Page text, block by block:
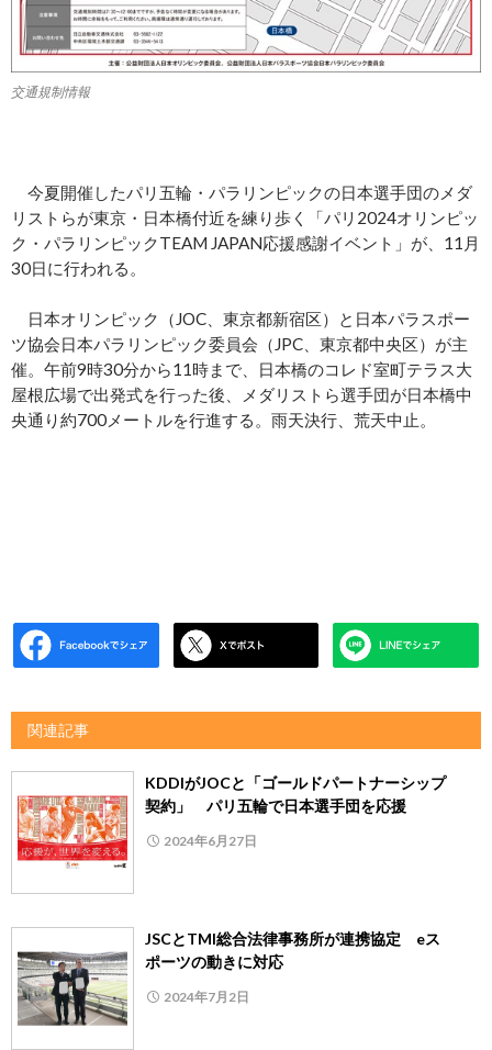
交通規制情報
今夏開催したパリ五輪・パラリンピックの日本選手団のメダ
リストらが東京・日本橋付近を練り歩く「パリ2024オリンピッ
ク・パラリンピックTEAM JAPAN応援感謝イベント」が、11月
30日に行われる。
日本オリンピック（JOC、東京都新宿区）と日本パラスポー
ツ協会日本パラリンピック委員会（JPC、東京都中央区）が主
催。午前9時30分から11時まで、日本橋のコレド室町テラス大
屋根広場で出発式を行った後、メダリストら選手団が日本橋中
央通り約700メートルを行進する。雨天決行、荒天中止。
関連記事
KDDIがJOCと「ゴールドパートナーシップ
契約」 パリ五輪で日本選手団を応援
2024年6月27日
JSCとTMI総合法律事務所が連携協定 eス
ポーツの動きに対応
2024年7月2日